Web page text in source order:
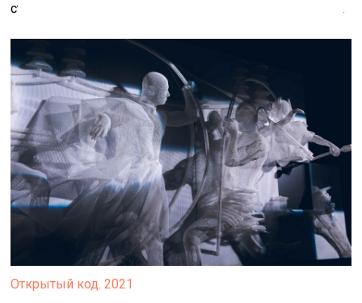
ставни земной сферы, наблюдает небесную механику.
Открытый код. 2021